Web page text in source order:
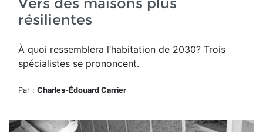
résilientes
À quoi ressemblera l’habitation de 2030? Trois
spécialistes se prononcent.
Par : Charles-Édouard Carrier